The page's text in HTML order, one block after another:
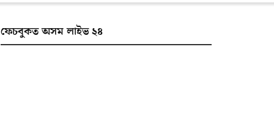
ফেচবুকত অসম লাইভ ২৪